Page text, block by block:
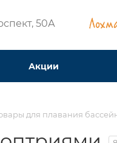
50А​
Акции
для плавания